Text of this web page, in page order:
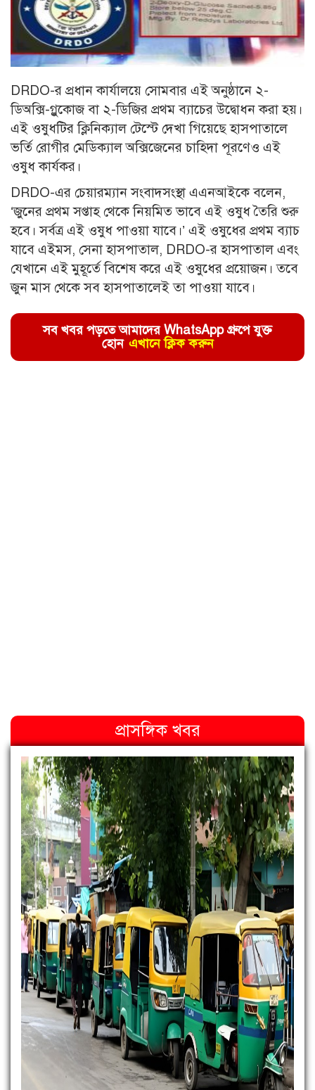
DRDO-র প্রধান কার্যালয়ে সোমবার এই অনুষ্ঠানে ২-
ডিঅক্সি-গ্লুকোজ বা ২-ডিজির প্রথম ব্যাচের উদ্বোধন করা হয়।
এই ওষুধটির ক্লিনিক্যাল টেস্টে দেখা গিয়েছে হাসপাতালে
ভর্তি রোগীর মেডিক্যাল অক্সিজেনের চাহিদা পূরণেও এই
ওষুধ কার্যকর।
DRDO-এর চেয়ারম্যান সংবাদসংস্থা এএনআইকে বলেন,
‘জুনের প্রথম সপ্তাহ থেকে নিয়মিত ভাবে এই ওষুধ তৈরি শুরু
হবে। সর্বত্র এই ওষুধ পাওয়া যাবে।’ এই ওষুধের প্রথম ব্যাচ
যাবে এইমস, সেনা হাসপাতাল, DRDO-র হাসপাতাল এবং
যেখানে এই মুহূর্তে বিশেষ করে এই ওষুধের প্রয়োজন। তবে
জুন মাস থেকে সব হাসপাতালেই তা পাওয়া যাবে।
সব খবর পড়তে আমাদের WhatsApp গ্রুপে যুক্ত
হোন এখানে ক্লিক করুন
প্রাসঙ্গিক খবর